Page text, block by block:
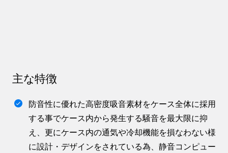
主な特徴
防音性に優れた高密度吸音素材をケース全体に採用
する事でケース内から発生する騒音を最大限に抑
え、更にケース内の通気や冷却機能を損なわない様
に設計・デザインをされている為、静音コンピュー